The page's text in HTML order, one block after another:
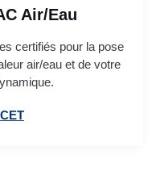
Air/Eau
certifiés pour la pose
air/eau et de votre